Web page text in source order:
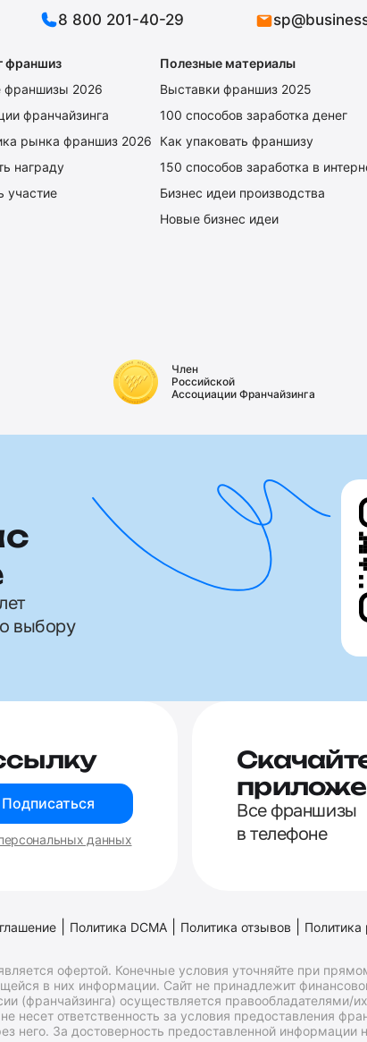
8 800 201-40-29
франшиз
франшизы 2026
франчайзинга
рынка франшиз 2026
награду
участие
Полезные материалы
Выставки франшиз 2025
100 способов заработка денег
Как упаковать франшизу
150 способов заработка в
Бизнес идеи производства
Новые бизнес идеи
Член
Российской
Ассоциации Франчайзинга
выбору
Подписаться
данных
Все франшизы
в телефоне
Политика DCMA Политика отзывов
офертой. Конечные условия уточняйте при
в них информации. Сайт не принадлежит
(франчайзинга) осуществляется правообладателями/
несет ответственность за условия предоставления
За достоверность предоставленной информации